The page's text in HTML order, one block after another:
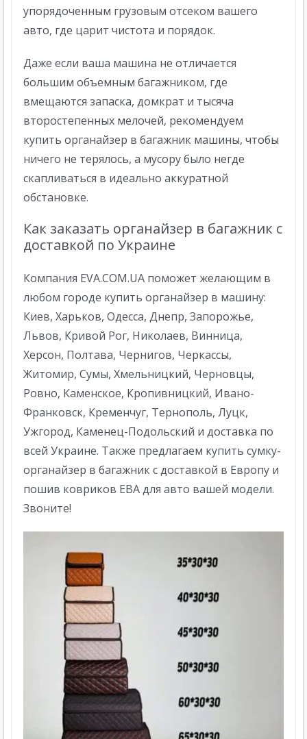
упорядоченным грузовым отсеком вашего
авто, где царит чистота и порядок.
Даже если ваша машина не отличается
большим объемным багажником, где
вмещаются запаска, домкрат и тысяча
второстепенных мелочей, рекомендуем
купить органайзер в багажник машины, чтобы
ничего не терялось, а мусору было негде
скапливаться в идеально аккуратной
обстановке.
Как заказать органайзер в багажник с
доставкой по Украине
Компания EVA.COM.UA поможет желающим в
любом городе купить органайзер в машину:
Киев, Харьков, Одесса, Днепр, Запорожье,
Львов, Кривой Рог, Николаев, Винница,
Херсон, Полтава, Чернигов, Черкассы,
Житомир, Сумы, Хмельницкий, Черновцы,
Ровно, Каменское, Кропивницкий, Ивано-
Франковск, Кременчуг, Тернополь, Луцк,
Ужгород, Каменец-Подольский и доставка по
всей Украине. Также предлагаем купить сумку-
органайзер в багажник с доставкой в Европу и
пошив ковриков ЕВА для авто вашей модели.
Звоните!